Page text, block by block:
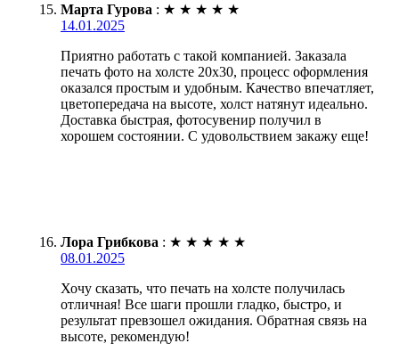
Марта Гурова : ★ ★ ★ ★ ★
14.01.2025
Приятно работать с такой компанией. Заказала
печать фото на холсте 20х30, процесс оформления
оказался простым и удобным. Качество впечатляет,
цветопередача на высоте, холст натянут идеально.
Доставка быстрая, фотосувенир получил в
хорошем состоянии. С удовольствием закажу еще!
Лора Грибкова : ★ ★ ★ ★ ★
08.01.2025
Хочу сказать, что печать на холсте получилась
отличная! Все шаги прошли гладко, быстро, и
результат превзошел ожидания. Обратная связь на
высоте, рекомендую!